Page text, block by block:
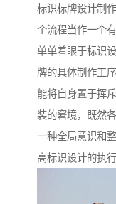
标识标牌设计制
个流程当作一个
单单着眼于标识
牌的具体制作工
能将自身置于挥
装的窘境，既然
一种全局意识和
高标识设计的执行